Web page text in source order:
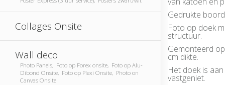
Collages Onsite
Wall deco
Photo Panels, Foto op Forex onsite, Foto op Alu-
Dibond Onsite, Foto op Plexi Onsite, Photo on
Canvas Onsite
Gedrukte
Foto op doek
structuur.
Gemonteerd
cm dikte.
Het doek is
vastgeniet.